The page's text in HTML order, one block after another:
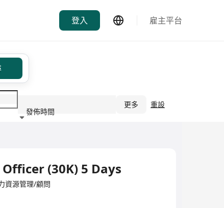
登入 雇主平台
發佈時間
更多 重設
(30K) 5 Days
資源管理/顧問